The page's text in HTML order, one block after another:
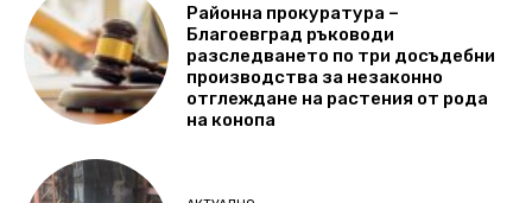
Районна прокуратура –
Благоевград ръководи
разследването по три досъдебни
производства за незаконно
отглеждане на растения от рода
на конопа